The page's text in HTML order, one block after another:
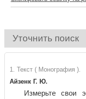
Уточнить поиск
1. Текст ( Монография ).
Айзенк Г. Ю.
Измерьте свои